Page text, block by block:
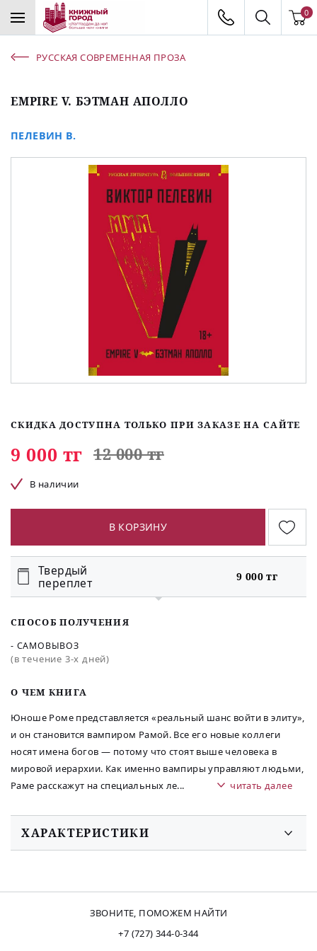
0
РУССКАЯ СОВРЕМЕННАЯ ПРОЗА
EMPIRE V. БЭТМАН АПОЛЛО
ПЕЛЕВИН В.
O ЧЕМ КНИГА
Юноше Роме представляется «реальный шанс войти в элиту»,
и он становится вампиром Рамой. Все его новые коллеги
носят имена богов — потому что стоят выше человека в
мировой иерархии. Как именно вампиры управляют людьми,
Раме расскажут на специальных ле... читать далее
СКИДКА ДОСТУПНА ТОЛЬКО ПРИ ЗАКАЗЕ НА САЙТЕ
9 000 тг 12 000 тг
В наличии
В КОРЗИНУ
Твердый
переплет
9 000 тг
СПОСОБ ПОЛУЧЕНИЯ
- САМОВЫВОЗ
(в течение 3-х дней)
ХАРАКТЕРИСТИКИ
ЗВОНИТЕ, ПОМОЖЕМ НАЙТИ
+7 (727) 344-0-344